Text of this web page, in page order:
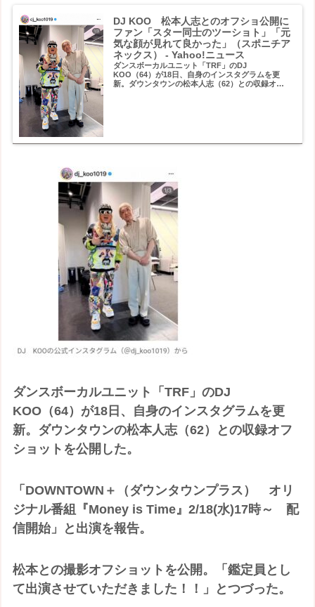
DJ KOO 松本人志とのオフショ公開に
ファン「スター同士のツーショト」「元
気な顔が見れて良かった」（スポニチア
ネックス） - Yahoo!ニュース
ダンスボーカルユニット「TRF」のDJ
KOO（64）が18日、自身のインスタグラムを更
新。ダウンタウンの松本人志（62）との収録オフ
ダンスボーカルユニット「TRF」のDJ
KOO（64）が18日、自身のインスタグラムを更
新。ダウンタウンの松本人志（62）との収録オフ
ショットを公開した。
「DOWNTOWN＋（ダウンタウンプラス） オリ
ジナル番組『Money is Time』2/18(水)17時～ 配
信開始」と出演を報告。
松本との撮影オフショットを公開。「鑑定員とし
て出演させていただきました！！」とつづった。